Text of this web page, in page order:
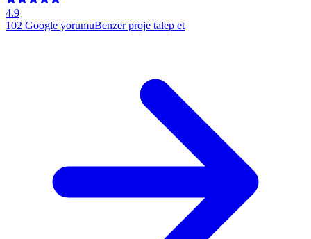
4.9
102 Google yorumuBenzer proje talep et